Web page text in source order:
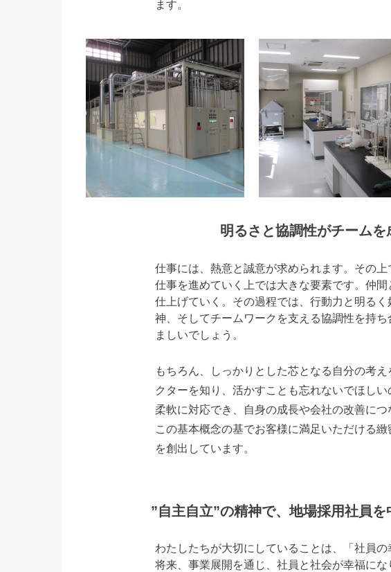
ます。
明るさと協調性がチームを
仕事には、熱意と誠意が求められます。その
仕事を進めていく上では大きな要素です。仲
仕上げていく。その過程では、行動力と明る
神、そしてチームワークを支える協調性を持
ましいでしょう。
もちろん、しっかりとした芯となる自分の考
クターを知り、活かすことも忘れないでほし
柔軟に対応でき、自身の成長や会社の改善に
この基本概念の基でお客様に満足いただける
を創出しています。
”自主自立”の精神で、地場採用社員
わたしたちが大切にしていることは、「社員の
将来、事業展開を通じ、社員と社会が幸福に